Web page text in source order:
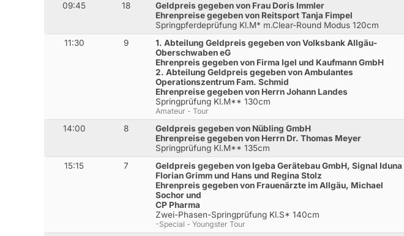
09:45 18
Geldpreis gegeben von Frau Doris Immler
Ehrenpreise gegeben von Reitsport Tanja Fimpel
Springpferdeprüfung Kl.M* m.Clear-Round Modus 120cm
11:30 9
1. Abteilung Geldpreis gegeben von Volksbank Allgäu-
Oberschwaben eG
Ehrenpreis gegeben von Firma Igel und Kaufmann GmbH
2. Abteilung Geldpreis gegeben von Ambulantes
Operationszentrum Fam. Schmid
Ehrenpreise gegeben von Herrn Johann Landes
Springprüfung Kl.M** 130cm
Amateur - Tour
14:00 8
Geldpreis gegeben von Nübling GmbH
Ehrenpreise gegeben von Herrn Dr. Thomas Meyer
Springprüfung Kl.M** 135cm
15:15 7
Geldpreis gegeben von Igeba Gerätebau GmbH, Signal Iduna
Florian Grimm und Hans und Regina Stolz
Ehrenpreis gegeben von Frauenärzte im Allgäu, Michael
Sochor und
CP Pharma
Zwei-Phasen-Springprüfung Kl.S* 140cm
-Special - Youngster Tour